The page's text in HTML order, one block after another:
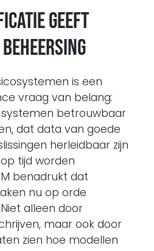
geeft
is een
vraag van belang:
betrouwbaar
dat data van goede
herleidbaar zijn
tijd worden
benadrukt dat
nu op orde
alleen door
maar ook door
zien hoe modellen